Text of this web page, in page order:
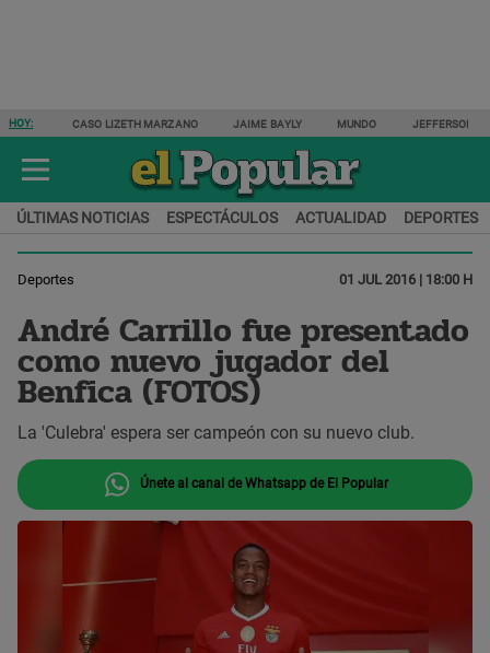
HOY: CASO LIZETH MARZANO JAIME BAYLY MUNDO JEFFERSON
ÚLTIMAS NOTICIAS ESPECTÁCULOS ACTUALIDAD DEPORTES
Deportes 01 JUL 2016 | 18:00 H
André Carrillo fue presentado
como nuevo jugador del
Benfica (FOTOS)
La 'Culebra' espera ser campeón con su nuevo club.
Únete al canal de Whatsapp de El Popular